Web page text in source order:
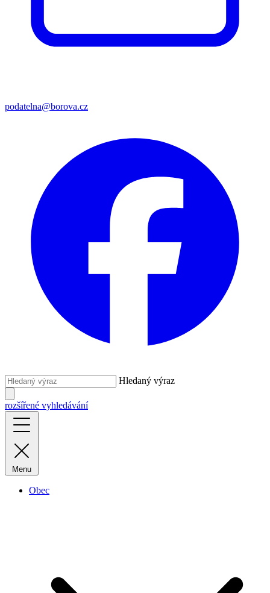
podatelna@borova.cz
Hledaný výraz
rozšířené vyhledávání
Menu
Obec